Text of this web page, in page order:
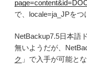
で、locale=ja_JPをつ
NetBackup7.5日本語
無いようだが、
ク 」で入手が可能とな